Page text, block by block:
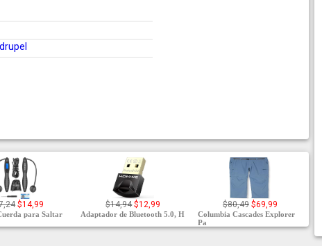
$14,99
para Saltar
$14,94 $12,99
Adaptador de Bluetooth 5.0, H
$80,49 $69,99
Columbia Cascades Explorer
Pa